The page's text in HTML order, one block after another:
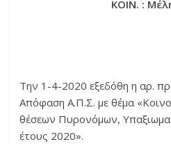
ΚΟΙΝ. : Μέλη
Την 1-4-2020 εξεδόθη η αρ.
Απόφαση Α.Π.Σ. με θέμα
θέσεων Πυρονόμων,
έτους 2020».